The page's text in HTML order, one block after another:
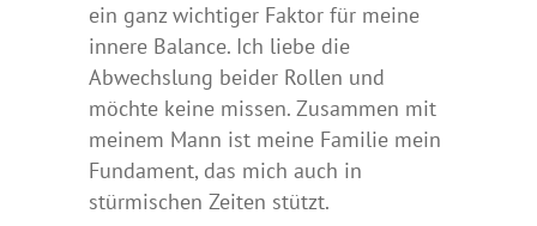
ein ganz wichtiger Faktor für meine
innere Balance. Ich liebe die
Abwechslung beider Rollen und
möchte keine missen. Zusammen mit
meinem Mann ist meine Familie mein
Fundament, das mich auch in
stürmischen Zeiten stützt.